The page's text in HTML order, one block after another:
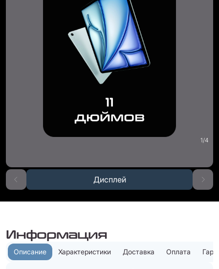
1/4
Дисплей
Информация
Описание Характеристики Доставка Оплата